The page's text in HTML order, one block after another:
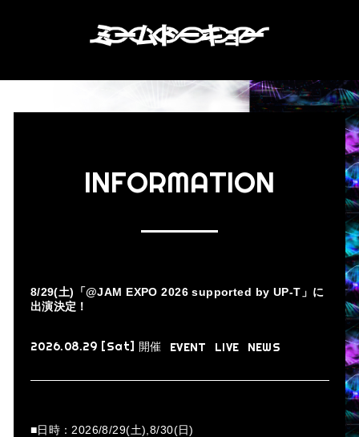
INFORMATION
8/29(土)「@JAM EXPO 2026 supported by UP-T」に
出演決定！
2026.08.29 [Sat] 開催 EVENT LIVE NEWS
■日時：2026/8/29(土),8/30(日)